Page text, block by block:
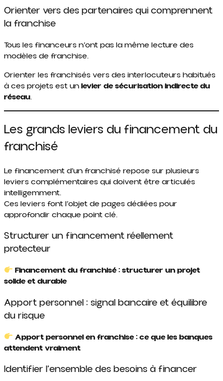
Orienter vers des partenaires qui comprennent
la franchise
Tous les financeurs n’ont pas la même lecture des
modèles de franchise.
Orienter les franchisés vers des interlocuteurs habitués
à ces projets est unlevier de sécurisation indirecte du
réseau.
Les grands leviers du financement du
franchisé
Le financement d’un franchisé repose sur plusieurs
leviers complémentaires qui doivent être articulés
intelligemment.
Ces leviers font l’objet de pages dédiées pour
approfondir chaque point clé.
Structurer un financement réellement
protecteur
Financement du franchisé : structurer un projet
solide et durable
Apport personnel : signal bancaire et équilibre
du risque
Apport personnel en franchise : ce que les banques
attendent vraiment
Identifier l’ensemble des besoins à financer